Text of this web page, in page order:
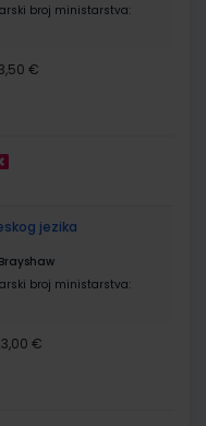
broj ministarstva:
€
jezika
broj ministarstva:
€